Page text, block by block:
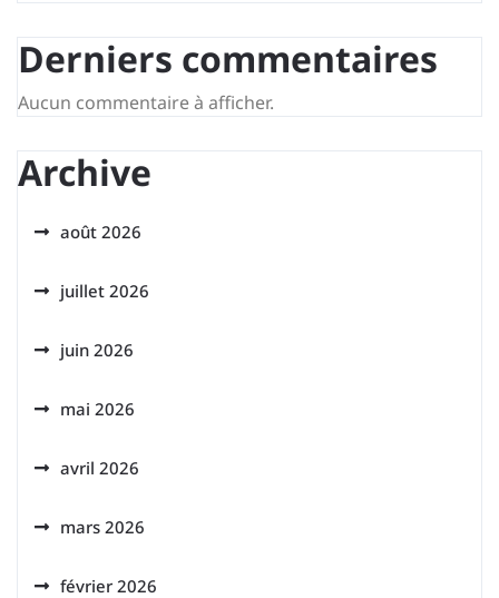
Derniers commentaires
Aucun commentaire à afficher.
Archive
août 2026
juillet 2026
juin 2026
mai 2026
avril 2026
mars 2026
février 2026